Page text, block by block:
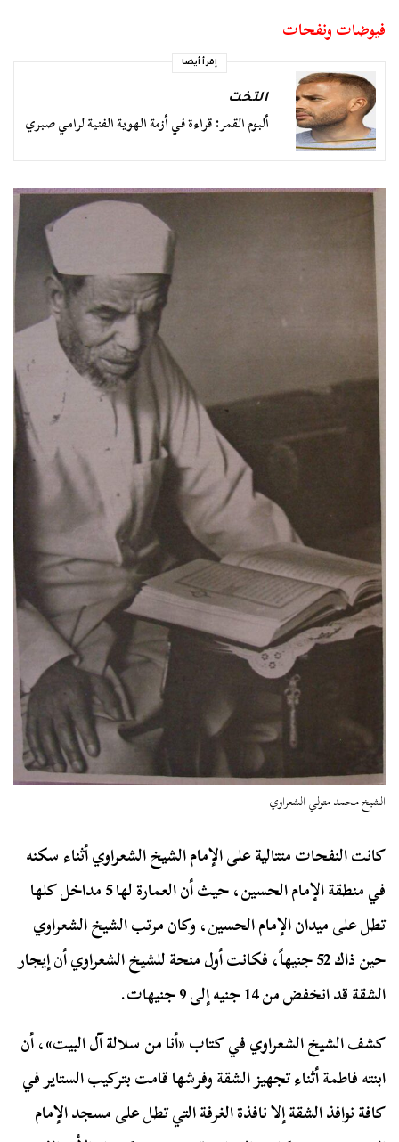
فيوضات ونفحات
إقرأ أيضا
التخت
ألبوم القمر: قراءة في أزمة الهوية الفنية لرامي صبري
الشيخ محمد متولي الشعراوي
كانت النفحات متتالية على الإمام الشيخ الشعراوي أثناء سكنه
في منطقة الإمام الحسين، حيث أن العمارة لها 5 مداخل كلها
تطل على ميدان الإمام الحسين، وكان مرتب الشيخ الشعراوي
حين ذاك 52 جنيهاً، فكانت أول منحة للشيخ الشعراوي أن إيجار
الشقة قد انخفض من 14 جنيه إلى 9 جنيهات.
كشف الشيخ الشعراوي في كتاب «أنا من سلالة آل البيت»، أن
ابنته فاطمة أثناء تجهيز الشقة وفرشها قامت بتركيب الستاير في
كافة نوافذ الشقة إلا نافذة الغرفة التي تطل على مسجد الإمام